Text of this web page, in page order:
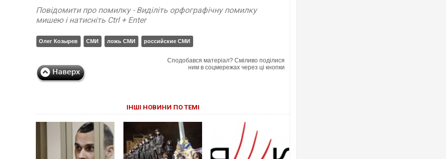
Повідомити про помилку - Виділіть орфографічну помилку
мишею і натисніть Ctrl + Enter
Олег Козырев СМИ ложь СМИ российские СМИ
Сподобався матеріал? Сміливо поділися
ним в соцмережах через ці кнопки
ІНШІ НОВИНИ ПО ТЕМІ